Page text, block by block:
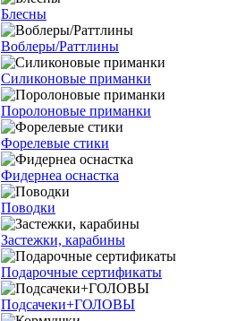
Блесны
Воблеры/Раттлины
Силиконовые приманки
Поролоновые приманки
Форелевые стики
Фидернеа оснастка
Поводки
Застежки, карабины
Подарочные сертификаты
Подсачеки+ГОЛОВЫ